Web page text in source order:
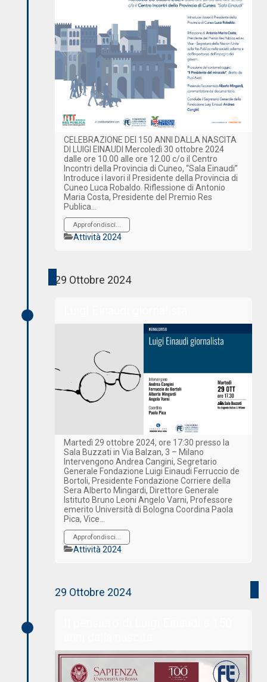
CELEBRAZIONE DEI 150 ANNI DALLA NASCITA
DI LUIGI EINAUDI Mercoledì 30 ottobre 2024
dalle ore 10.00 alle ore 12.00 c/o il Centro
Incontri della Provincia di Cuneo, “Sala Einaudi”
Introduce i lavori il Presidente della Provincia di
Cuneo Luca Robaldo. Riflessione di Antonio
Maria Costa, Presidente del Premio Res
Publica…
Approfondisci...
Categorie
Attività 2024
29 Ottobre 2024
Martedì 29 ottobre 2024, ore 17:30 presso la
Sala Buzzati in Via Balzan, 3 – Milano
Intervengono Andrea Cangini, Segretario
Generale Fondazione Luigi Einaudi Ferruccio de
Bortoli, Presidente Fondazione Corriere della
Sera Alberto Mingardi, Direttore Generale
Istituto Bruno Leoni Angelo Varni, Professore
emerito Università di Bologna Coordina Paola
Pica, Vice…
Approfondisci...
Categorie
Attività 2024
29 Ottobre 2024